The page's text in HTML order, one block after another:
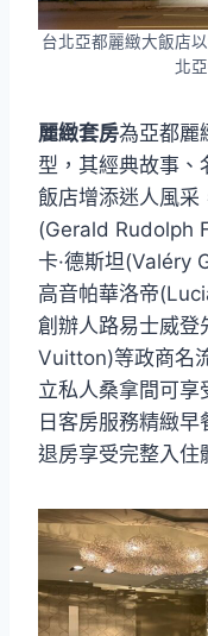
台北亞都麗緻大飯店
北
麗緻套房為亞都麗
型，其經典故事、
飯店增添迷人風采
(Gerald Rudolph
卡·德斯坦(Valéry
高音帕華洛帝
創辦人路易士威
Vuitton)等政商名
立私人桑拿間可享
日客房服務精緻
退房享受完整入